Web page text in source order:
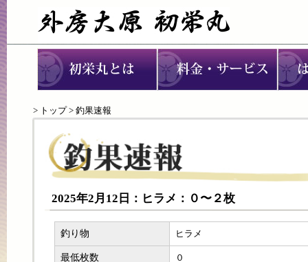
> トップ> 釣果速報
2025年2月12日：ヒラメ：０〜２枚
釣り物 ヒラメ
最低枚数 ０